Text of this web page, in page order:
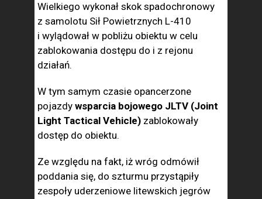
Wielkiego wykonał skok spadochronowy
z samolotu Sił Powietrznych L-410
i wylądował w pobliżu obiektu w celu
zablokowania dostępu do i z rejonu
działań.
W tym samym czasie opancerzone
pojazdy wsparcia bojowego JLTV (Joint
Light Tactical Vehicle) zablokowały
dostęp do obiektu.
Ze względu na fakt, iż wróg odmówił
poddania się, do szturmu przystąpiły
zespoły uderzeniowe litewskich jegrów